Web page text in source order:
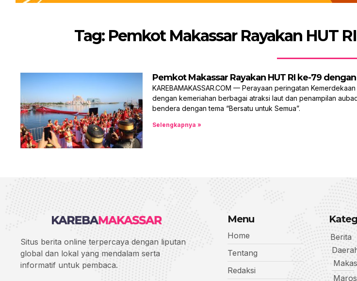
Tag: Pemkot Makassar Rayakan HUT
Pemkot Makassar Rayakan HUT RI ke-79
KAREBAMAKASSAR.COM — Perayaan peringatan
dengan kemeriahan berbagai atraksi laut dan penampilan
bendera dengan tema “Bersatu untuk Semua”.
Selengkapnya »
Situs berita online terpercaya dengan liputan
global dan lokal yang mendalam serta
informatif untuk pembaca.
Menu
Home
Tentang
Redaksi
Berita
Maros